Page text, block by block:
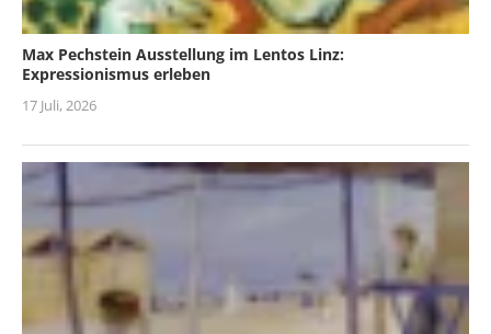
Max Pechstein Ausstellung im Lentos Linz:
Expressionismus erleben
17 Juli, 2026